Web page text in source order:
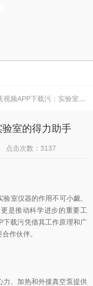
频APP下载污：实验室的得力助手
室的得力助手
点击次数：3137
室仪器的作用不可小觑。
是推动科学进步的重要工
下载污凭借其工作原理和广
作伙伴。
、加热和外接真空泵提供